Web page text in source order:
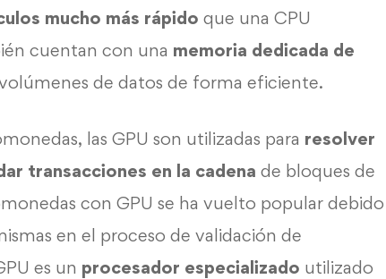
mucho más rápido que una CPU
cuentan con una memoria dedicada de
de datos de forma eficiente.
las GPU son utilizadas para resolver
transacciones en la cadena de bloques de
con GPU se ha vuelto popular debido
en el proceso de validación de
es un procesador especializado utilizado